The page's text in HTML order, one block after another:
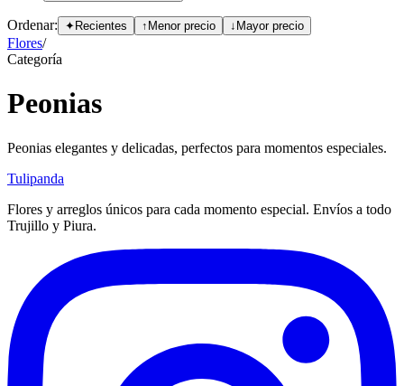
Ordenar: ✦ Recientes ↑ Menor precio ↓ Mayor precio
Flores/
Categoría
Peonias
Peonias elegantes y delicadas, perfectos para momentos especiales.
Tulipanda
Flores y arreglos únicos para cada momento especial. Envíos a todo
Trujillo y Piura.